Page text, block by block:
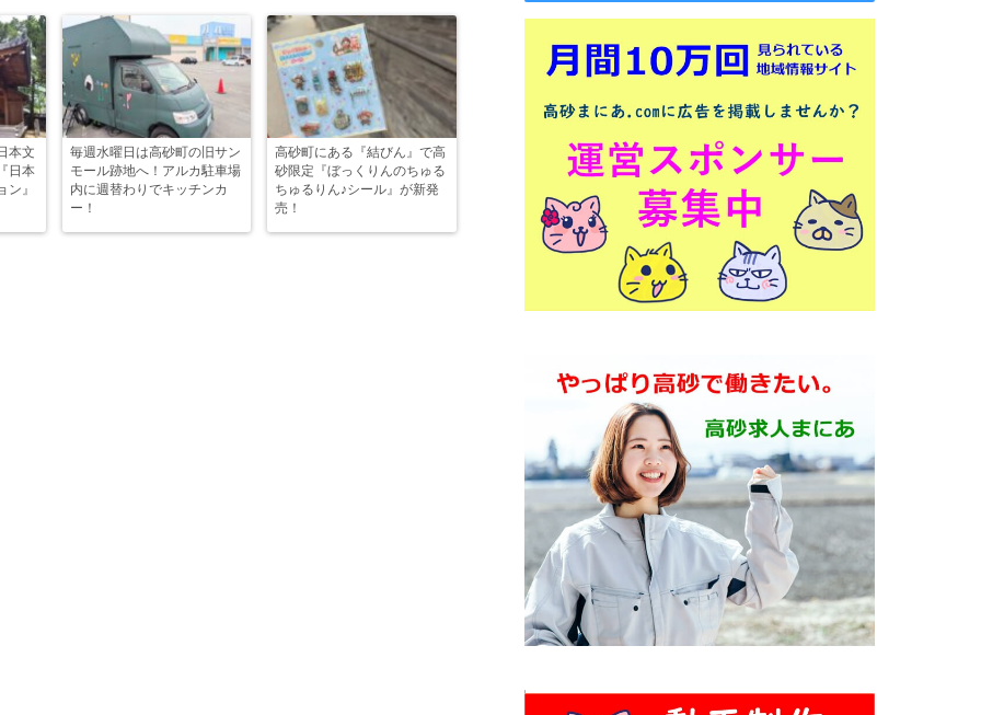
本文
日本
』
毎週水曜日は高砂町の旧サン
モール跡地へ！アルカ駐車場
内に週替わりでキッチンカ
ー！
高砂町にある『結びん』で高
砂限定『ぼっくりんのちゅる
ちゅるりん♪シール』が新発
売！